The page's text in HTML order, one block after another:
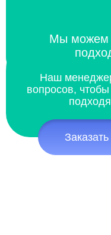
Мы можем
Наш
вопросов,